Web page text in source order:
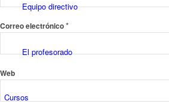
Equipo directivo
El profesorado
Cursos
Correo electrónico*
Web